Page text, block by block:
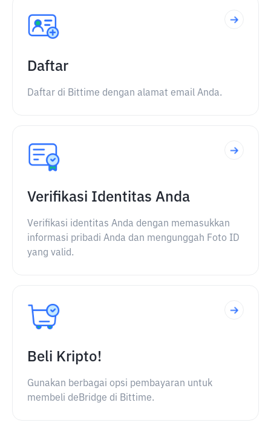
Daftar
Daftar di Bittime dengan alamat email Anda.
Verifikasi Identitas Anda
Verifikasi identitas Anda dengan memasukkan
informasi pribadi Anda dan mengunggah Foto ID
yang valid.
Beli Kripto!
Gunakan berbagai opsi pembayaran untuk
membeli deBridge di Bittime.